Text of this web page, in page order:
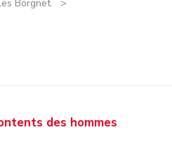
Borgnet.
des hommes